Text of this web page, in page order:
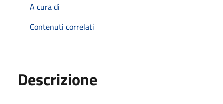
A cura di
Contenuti correlati
Descrizione